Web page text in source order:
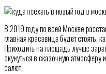
В 2019 году по всей Москве
главная красавица будет стоять,
Приходить на площадь лучше
окунуться в сказочную
салют.